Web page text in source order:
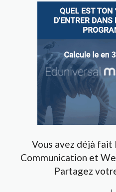
Vous avez déjà fait
Communication et
Partagez